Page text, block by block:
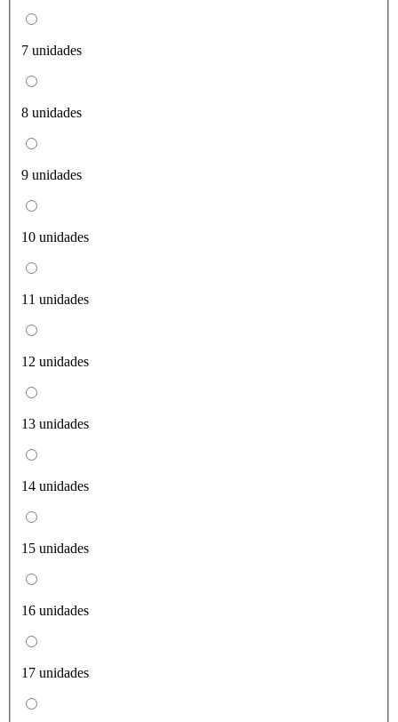
7 unidades
8 unidades
9 unidades
10 unidades
11 unidades
12 unidades
13 unidades
14 unidades
15 unidades
16 unidades
17 unidades